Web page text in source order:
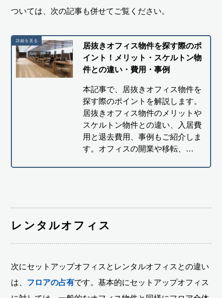
ついては、次の記事も併せてご覧ください。
居抜きオフィス物件を探す際のポ
イント！メリット・スケルトン物
件との違い・費用・事例
本記事で、居抜きオフィス物件を
探す際のポイントを解説します。
居抜きオフィス物件のメリットや
スケルトン物件との違い、入居費
用と退去費用、事例もご紹介しま
す。オフィスの開業や移転、…
レンタルオフィス
次にセットアップオフィスとレンタルオフィスとの違い
は、 フロアの占有です。基本的にセットアップオフィス